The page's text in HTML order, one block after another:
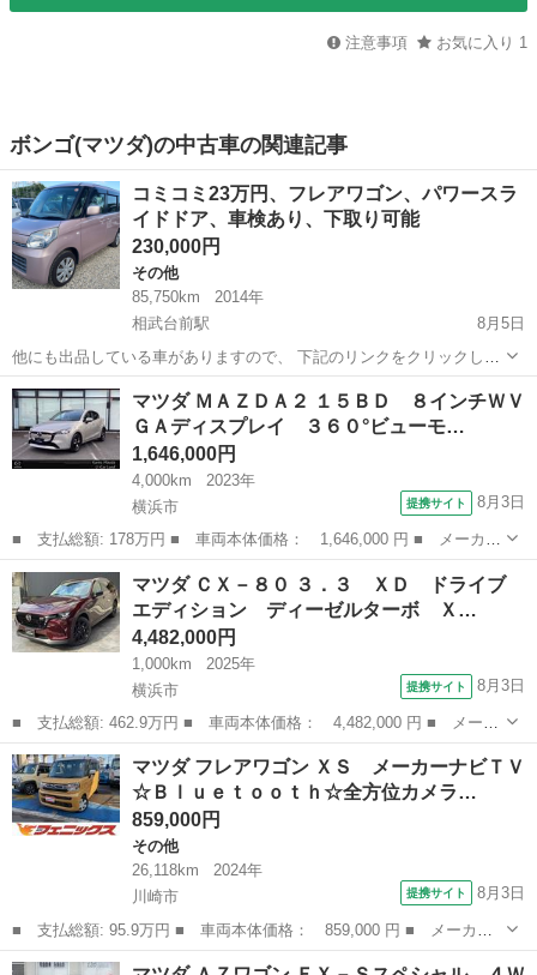
注意事項 お気に入り 1
ボンゴ(マツダ)の中古車の関連記事
コミコミ23万円、フレアワゴン、パワースラ
イドドア、車検あり、下取り可能
230,000円
その他
85,750km
2014年
相武台前駅
8月5日
他にも出品している車がありますので、 下記のリンクをクリックして
みてください。 https://jmty.jp/profiles/51c5354114269e47c50000fe 最
後まで連絡取れる、本気で興...
神奈川 相模原市 相武台前駅
マツダ ＭＡＺＤＡ２ １５ＢＤ ８インチＷＶ
ＧＡディスプレイ ３６０°ビューモ…
1,646,000円
4,000km
2023年
横浜市
提携サイト 8月3日
■ 支払総額: 178万円 ■ 車両本体価格： 1,646,000 円 ■ メーカー
名： マツダ ■ 車種名： ＭＡＺＤＡ２ ■ グレード名： １５Ｂ
Ｄ ８インチＷＶＧＡディスプレイ ３６０°ビューモニター ＬＥＤ
ヘッドラ...
神奈川 横浜市 マツダ
マツダ ＣＸ－８０ ３．３ ＸＤ ドライブ
エディション ディーゼルターボ Ｘ…
4,482,000円
1,000km
2025年
横浜市
提携サイト 8月3日
■ 支払総額: 462.9万円 ■ 車両本体価格： 4,482,000 円 ■ メーカ
ー名： マツダ ■ 車種名： ＣＸ－８０ ■ グレード名： ３．
３ ＸＤ ドライブ エディション ディーゼルターボ ＸＤ ＤＲ
ＩＶＥ Ｅ...
神奈川 横浜市 マツダ
マツダ フレアワゴン ＸＳ メーカーナビＴＶ
☆Ｂｌｕｅｔｏｏｔｈ☆全方位カメラ…
859,000円
その他
26,118km
2024年
川崎市
提携サイト 8月3日
■ 支払総額: 95.9万円 ■ 車両本体価格： 859,000 円 ■ メーカー
名： マツダ ■ 車種名： フレアワゴン ■ グレード名： ＸＳ
神奈川 川崎市 その他